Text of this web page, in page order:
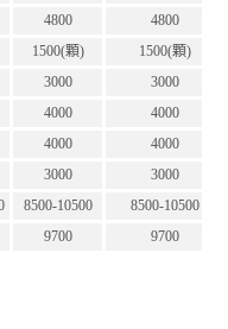
4800
4800
1500(顆)
1500(顆)
3000
3000
4000
4000
4000
4000
3000
3000
8500-10500
8500-10500
9700 9700